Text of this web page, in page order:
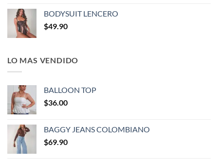
BODYSUIT LENCERO
$49.90
LO MAS VENDIDO
BALLOON TOP
$36.00
BAGGY JEANS COLOMBIANO
$69.90